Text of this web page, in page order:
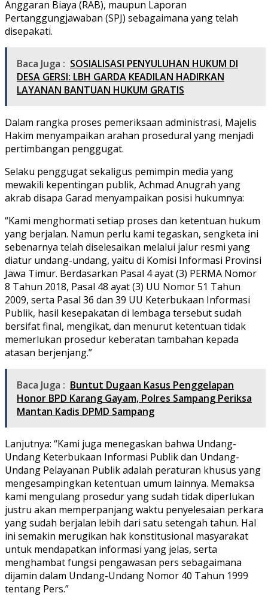
Anggaran Biaya (RAB), maupun Laporan
Pertanggungjawaban (SPJ) sebagaimana yang telah
disepakati.
Baca Juga : SOSIALISASI PENYULUHAN HUKUM DI
DESA GERSI: LBH GARDA KEADILAN HADIRKAN
LAYANAN BANTUAN HUKUM GRATIS
Dalam rangka proses pemeriksaan administrasi, Majelis
Hakim menyampaikan arahan prosedural yang menjadi
pertimbangan penggugat.
Selaku penggugat sekaligus pemimpin media yang
mewakili kepentingan publik, Achmad Anugrah yang
akrab disapa Garad menyampaikan posisi hukumnya:
“Kami menghormati setiap proses dan ketentuan hukum
yang berjalan. Namun perlu kami tegaskan, sengketa ini
sebenarnya telah diselesaikan melalui jalur resmi yang
diatur undang-undang, yaitu di Komisi Informasi Provinsi
Jawa Timur. Berdasarkan Pasal 4 ayat (3) PERMA Nomor
8 Tahun 2018, Pasal 48 ayat (3) UU Nomor 51 Tahun
2009, serta Pasal 36 dan 39 UU Keterbukaan Informasi
Publik, hasil kesepakatan di lembaga tersebut sudah
bersifat final, mengikat, dan menurut ketentuan tidak
memerlukan prosedur keberatan tambahan kepada
atasan berjenjang.”
Baca Juga : Buntut Dugaan Kasus Penggelapan
Honor BPD Karang Gayam, Polres Sampang Periksa
Mantan Kadis DPMD Sampang
Lanjutnya: “Kami juga menegaskan bahwa Undang-
Undang Keterbukaan Informasi Publik dan Undang-
Undang Pelayanan Publik adalah peraturan khusus yang
mengesampingkan ketentuan umum lainnya. Memaksa
kami mengulang prosedur yang sudah tidak diperlukan
justru akan memperpanjang waktu penyelesaian perkara
yang sudah berjalan lebih dari satu setengah tahun. Hal
ini semakin merugikan hak konstitusional masyarakat
untuk mendapatkan informasi yang jelas, serta
menghambat fungsi pengawasan pers sebagaimana
dijamin dalam Undang-Undang Nomor 40 Tahun 1999
tentang Pers.”